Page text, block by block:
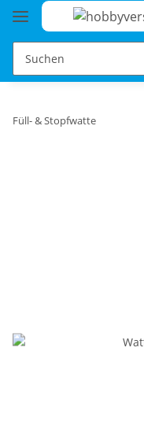
Füll- & Stopfwatte